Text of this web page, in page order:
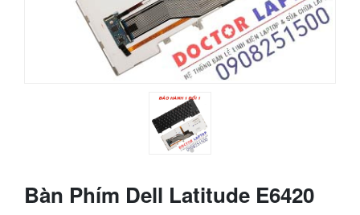
Bàn Phím Dell Latitude E6420